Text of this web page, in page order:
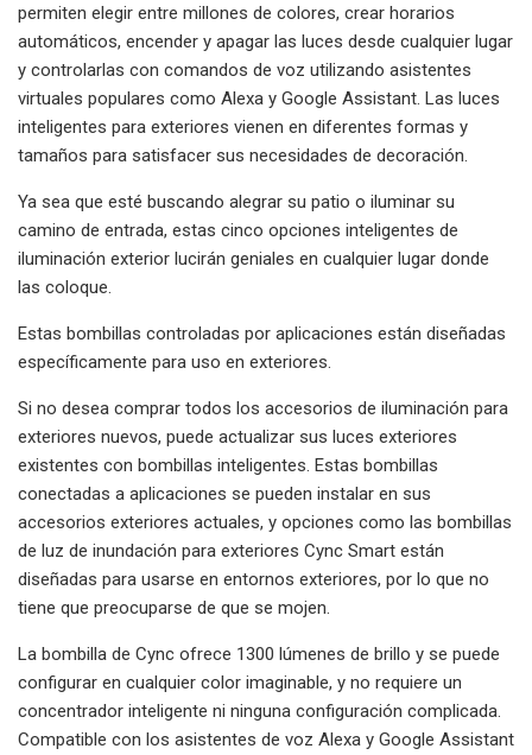
permiten elegir entre millones de colores, crear horarios
automáticos, encender y apagar las luces desde cualquier lugar
y controlarlas con comandos de voz utilizando asistentes
virtuales populares como Alexa y Google Assistant. Las luces
inteligentes para exteriores vienen en diferentes formas y
tamaños para satisfacer sus necesidades de decoración.
Ya sea que esté buscando alegrar su patio o iluminar su
camino de entrada, estas cinco opciones inteligentes de
iluminación exterior lucirán geniales en cualquier lugar donde
las coloque.
Estas bombillas controladas por aplicaciones están diseñadas
específicamente para uso en exteriores.
Si no desea comprar todos los accesorios de iluminación para
exteriores nuevos, puede actualizar sus luces exteriores
existentes con bombillas inteligentes. Estas bombillas
conectadas a aplicaciones se pueden instalar en sus
accesorios exteriores actuales, y opciones como las bombillas
de luz de inundación para exteriores Cync Smart están
diseñadas para usarse en entornos exteriores, por lo que no
tiene que preocuparse de que se mojen.
La bombilla de Cync ofrece 1300 lúmenes de brillo y se puede
configurar en cualquier color imaginable, y no requiere un
concentrador inteligente ni ninguna configuración complicada.
Compatible con los asistentes de voz Alexa y Google Assistant